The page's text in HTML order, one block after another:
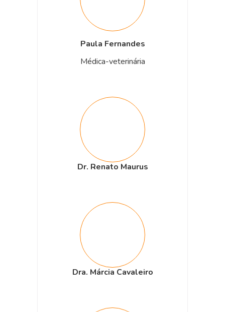
Paula Fernandes
Médica-veterinária
Dr. Renato Maurus
Dra. Márcia Cavaleiro